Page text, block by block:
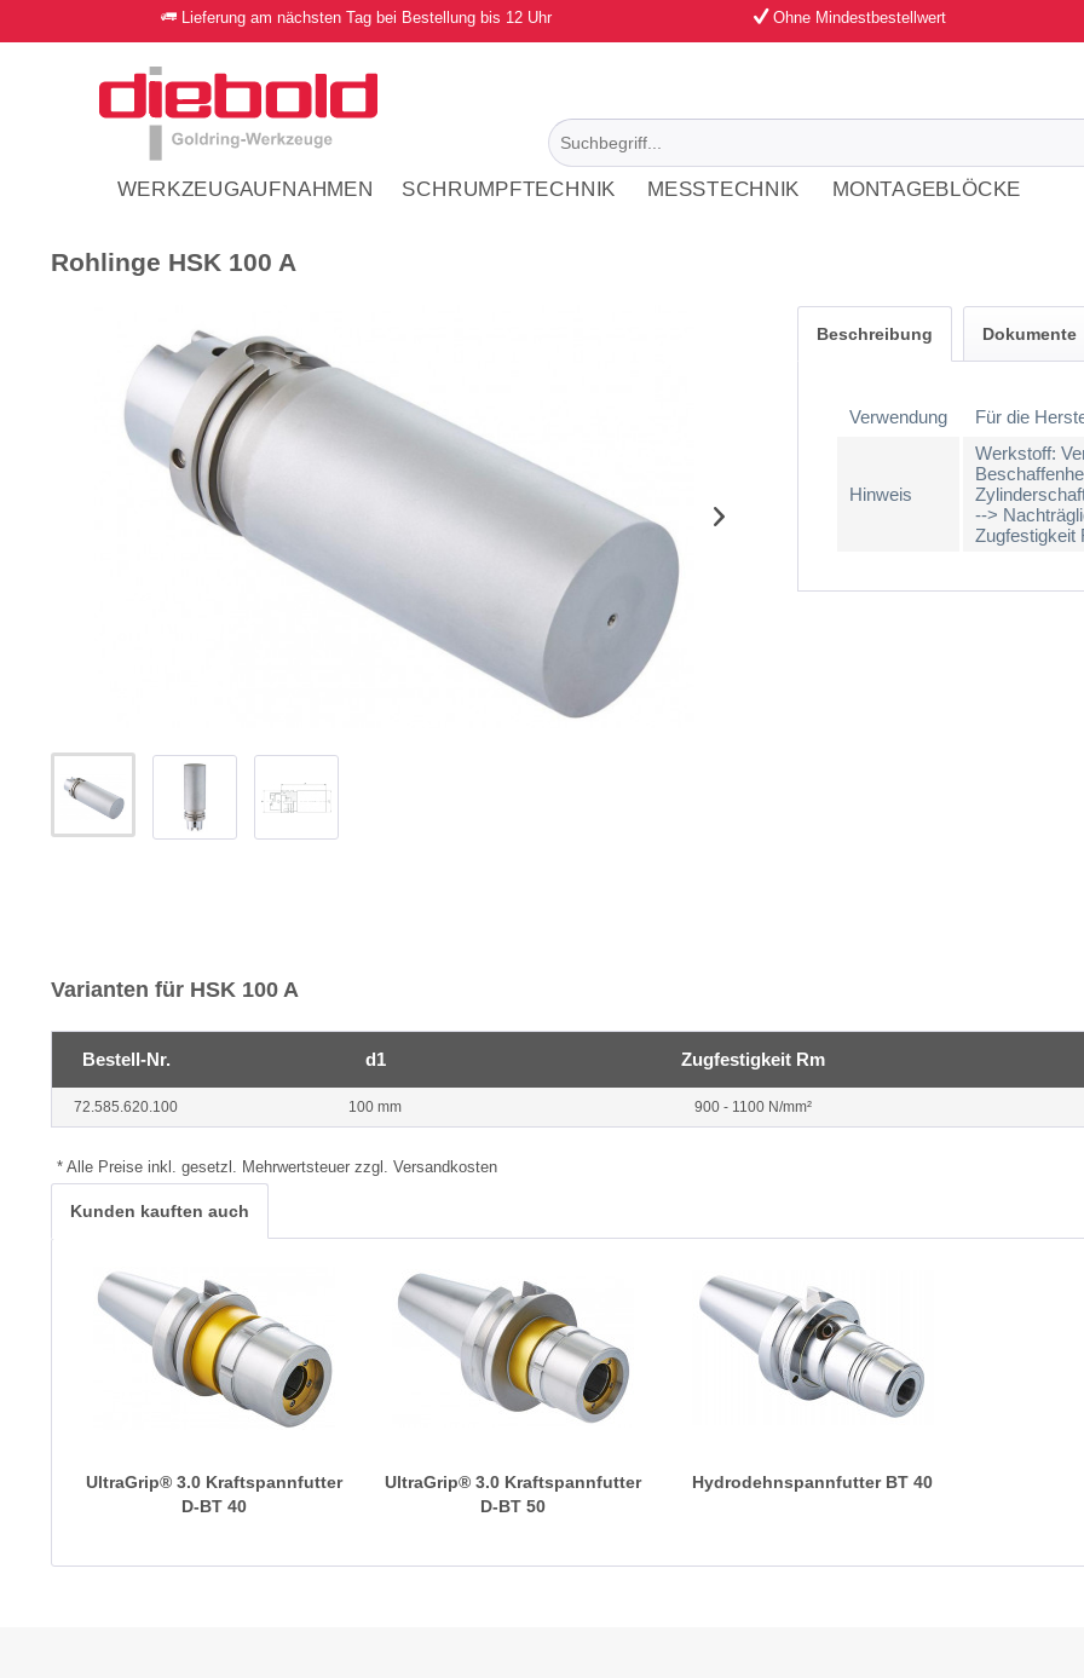
Lieferung am nächsten Tag bei Bestellung bis 12 Uhr Ohne Mindestbestellwert
WERKZEUGAUFNAHMEN SCHRUMPFTECHNIK MESSTECHNIK MONTAGEBLÖCKE
Rohlinge HSK 100 A
Beschreibung Dokumente
Verwendung Für die
Hinweis
Werkstoff:
-->
Zugfestigkeit
Varianten für HSK 100 A
Bestell-Nr. d1 Zugfestigkeit Rm
72.585.620.100 100 mm 900 - 1100 N/mm²
* Alle Preise inkl. gesetzl. Mehrwertsteuer zzgl. Versandkosten
Kunden kauften auch
UltraGrip® 3.0 Kraftspannfutter
D-BT 40
UltraGrip® 3.0 Kraftspannfutter
D-BT 50
Hydrodehnspannfutter BT 40